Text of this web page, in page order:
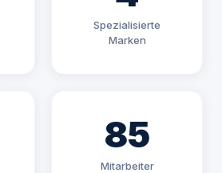
Spezialisierte
Marken
85
Mitarbeiter